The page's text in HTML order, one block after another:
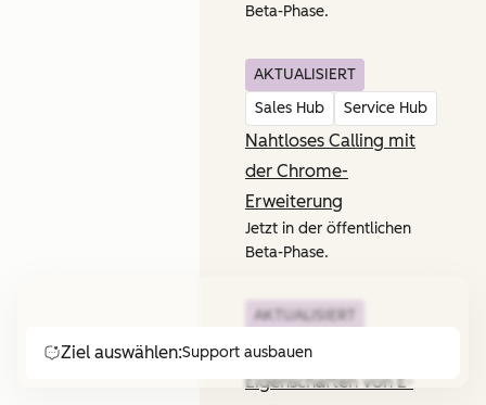
Ziel auswählen:Support ausbauen
Beta-Phase.
AKTUALISIERT
Sales Hub
Service Hub
Nahtloses Calling mit
der Chrome-
Erweiterung
Jetzt in der öffentlichen
Beta-Phase.
AKTUALISIERT
Sales Hub
Eigenschaften von E-